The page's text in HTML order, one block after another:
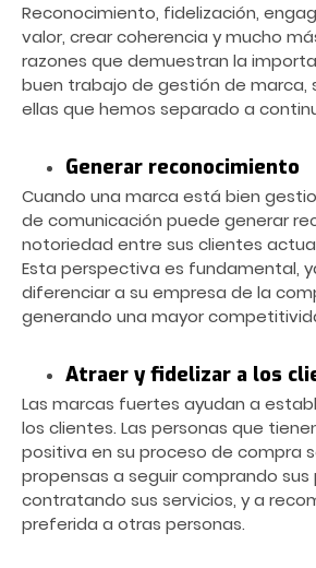
Reconocimiento, fidelización,
valor, crear coherencia y mucho
razones que demuestran la
buen trabajo de gestión de marca,
ellas que hemos separado a
Generar reconocimiento
Cuando una marca está bien
de comunicación puede generar
notoriedad entre sus clientes
Esta perspectiva es fundamental,
diferenciar a su empresa de la
generando una mayor
Atraer y fidelizar a los
Las marcas fuertes ayudan a
los clientes. Las personas que
positiva en su proceso de compra
propensas a seguir comprando
contratando sus servicios, y a
preferida a otras personas.